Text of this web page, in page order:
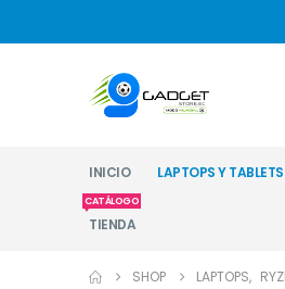
INICIO LAPTOPS Y TABLETS
TIENDA
CATÁLOGO
SHOP LAPTOPS,